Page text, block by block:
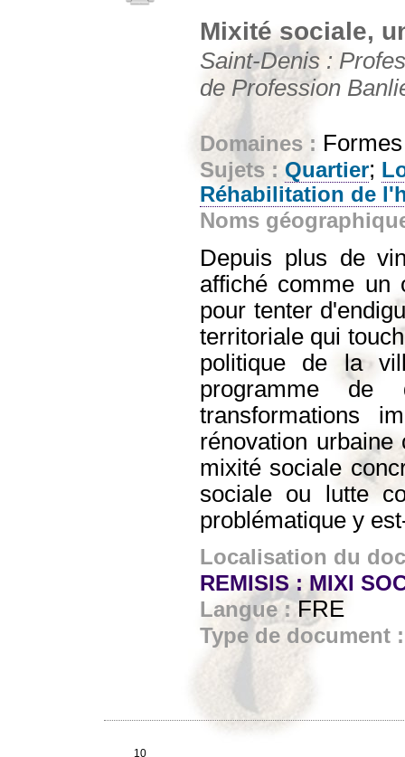
Mixité sociale,
Saint-Denis :
de Profession
Domaines :
Sujets : Quartier;
Réhabilitation de
Noms
Depuis plus de
affiché comme un
pour tenter
territoriale qui
politique de la
programme de
transformations
rénovation
mixité sociale
sociale ou lutte
problématique y
Localisation du
REMISIS : MIXI
Langue :FRE
Type de document
10